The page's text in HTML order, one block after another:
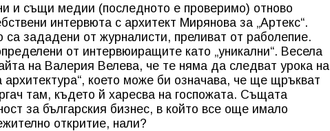
и същи медии (последното е проверимо) отново
интервюта с архитект Мирянова за „Артекс“.
са зададени от журналисти, преливат от раболепие.
от интервюиращите като „уникални“. Весела
на Валерия Велева, че те няма да следват урока на
архитектура“, което може би означава, че ще щръкват
там, където й харесва на госпожата. Същата
за българския бизнес, в който все още имало
откритие, нали?